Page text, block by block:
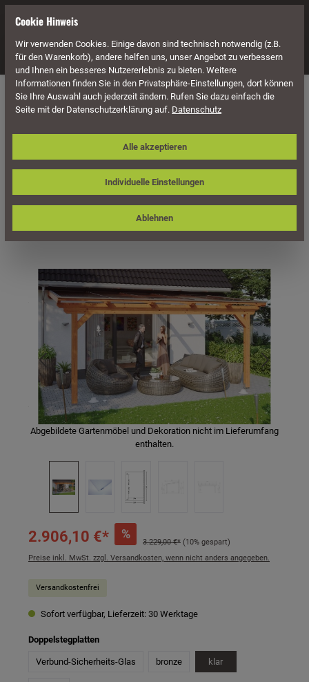
Navigation
Überdachung Terrassenüberdachungen
Skan Holz Terrassenüberdachung
Ancona 541 x 350 cm, Leimholz
Bildergalerie überspringen
Abgebildete Gartenmöbel und Dekoration nicht im Lieferumfang
enthalten.
2.906,10 €* %
3.229,00 €* (10% gespart)
Preise inkl. MwSt. zzgl. Versandkosten, wenn nicht anders angegeben.
Versandkostenfrei
Sofort verfügbar, Lieferzeit: 30 Werktage
Doppelstegplattenauswählen
Verbund-Sicherheits-Glas bronze klar
Cookie Hinweis
Wir verwenden Cookies. Einige davon sind technisch notwendig (z.B.
für den Warenkorb), andere helfen uns, unser Angebot zu verbessern
und Ihnen ein besseres Nutzererlebnis zu bieten. Weitere
Informationen finden Sie in den Privatsphäre-Einstellungen, dort können
Sie Ihre Auswahl auch jederzeit ändern. Rufen Sie dazu einfach die
Seite mit der Datenschutzerklärung auf. Datenschutz
Individuelle Einstellungen
Ablehnen
Alle akzeptieren